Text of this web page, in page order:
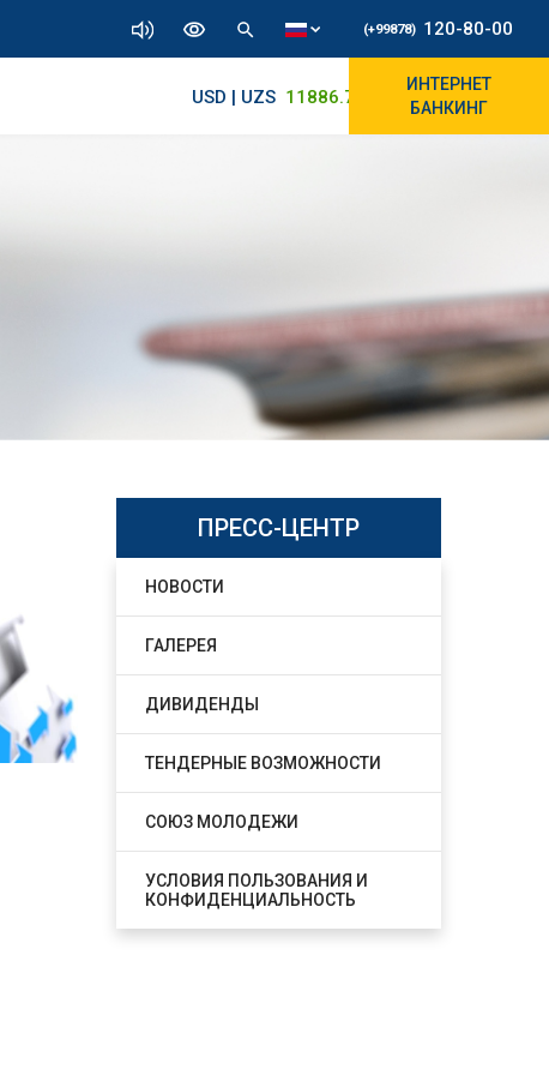
(+99878) 120-80-00
USD | UZS 11886.72 11830/11965
ИНТЕРНЕТ
БАНКИНГ
ПРЕСС-ЦЕНТР
НОВОСТИ
ГАЛЕРЕЯ
ДИВИДЕНДЫ
ТЕНДЕРНЫЕ ВОЗМОЖНОСТИ
СОЮЗ МОЛОДЕЖИ
УСЛОВИЯ ПОЛЬЗОВАНИЯ И
КОНФИДЕНЦИАЛЬНОСТЬ